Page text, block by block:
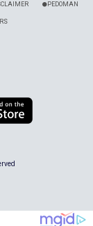
PEDOMAN